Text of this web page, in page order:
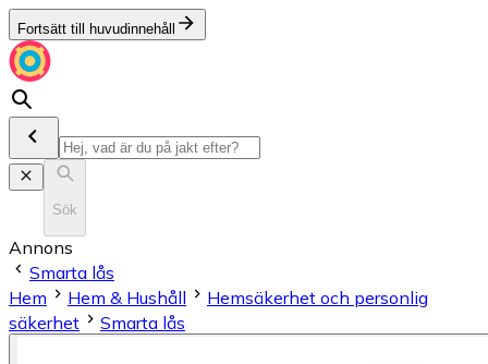
Fortsätt till huvudinnehåll
Sök
Annons
Smarta lås
Hem
Hem & Hushåll
Hemsäkerhet och personlig
säkerhet
Smarta lås